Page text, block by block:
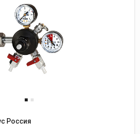
УР-5-3М2-122 Редиус Россия